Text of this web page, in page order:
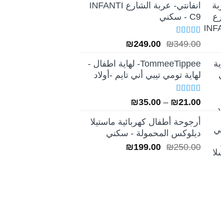
انفانتي- عربة الشارع INFANTI
C9 - سكني
تم التقييم
5.00 من 5
₪349.00
السعر
هو:
₪349.00.
₪249.00
السعر
هو:
₪249.00.
TommeeTippee- لهاية اطفال -
لهاية تومي تيبي أني تايم -أولاد
تم التقييم
5.00من 5
₪21.00
–
₪35.00
من
خلال
أرجوحة أطفال كهربائية ماستيلا
ديلوكس المحمولة - سكني
₪250.00
السعر ₪199.00
السعر